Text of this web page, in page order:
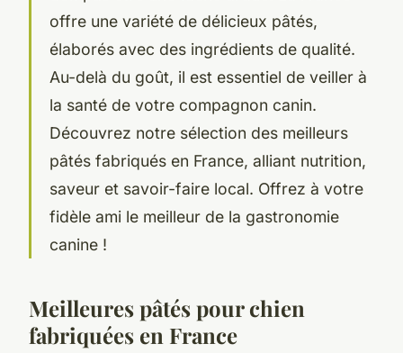
offre une variété de délicieux pâtés,
élaborés avec des ingrédients de qualité.
Au-delà du goût, il est essentiel de veiller à
la santé de votre compagnon canin.
Découvrez notre sélection des meilleurs
pâtés fabriqués en France, alliant nutrition,
saveur et savoir-faire local. Offrez à votre
fidèle ami le meilleur de la gastronomie
canine !
Meilleures pâtés pour chien
fabriquées en France